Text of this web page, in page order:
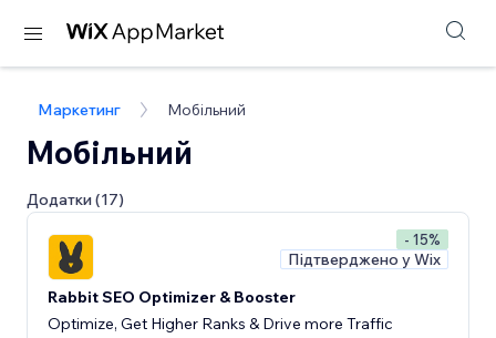
Маркетинг Мобільний
Мобільний
Додатки (17)
- 15%
Підтверджено у Wix
Rabbit SEO Optimizer & Booster
Optimize, Get Higher Ranks & Drive more Traffic